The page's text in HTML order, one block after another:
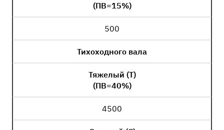
(ПВ=15%)
500
Тихоходного вала
Тяжелый (Т)
(ПВ=40%)
4500